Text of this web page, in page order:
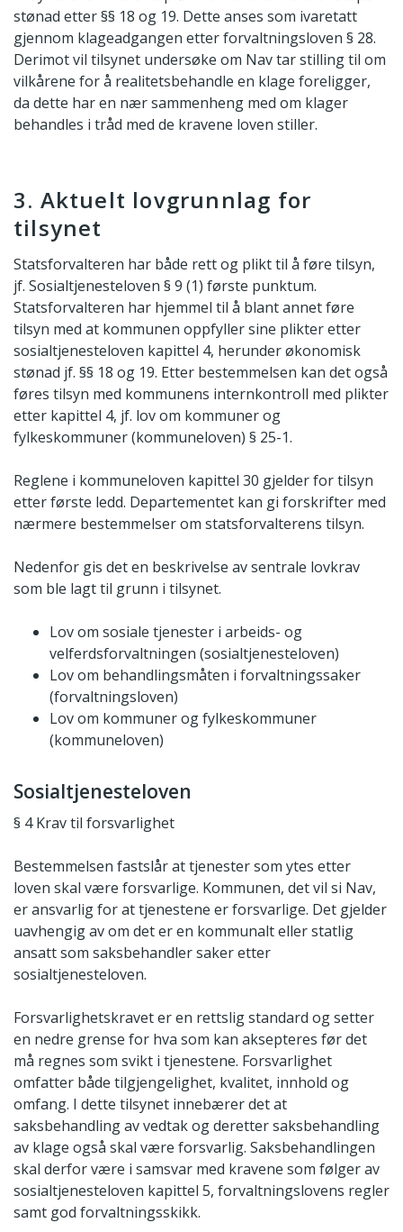
stønad etter §§ 18 og 19. Dette anses som ivaretatt
gjennom klageadgangen etter forvaltningsloven § 28.
Derimot vil tilsynet undersøke om Nav tar stilling til om
vilkårene for å realitetsbehandle en klage foreligger,
da dette har en nær sammenheng med om klager
behandles i tråd med de kravene loven stiller.
3. Aktuelt lovgrunnlag for
tilsynet
Statsforvalteren har både rett og plikt til å føre tilsyn,
jf. Sosialtjenesteloven § 9 (1) første punktum.
Statsforvalteren har hjemmel til å blant annet føre
tilsyn med at kommunen oppfyller sine plikter etter
sosialtjenesteloven kapittel 4, herunder økonomisk
stønad jf. §§ 18 og 19. Etter bestemmelsen kan det også
føres tilsyn med kommunens internkontroll med plikter
etter kapittel 4, jf. lov om kommuner og
fylkeskommuner (kommuneloven) § 25-1.
Reglene i kommuneloven kapittel 30 gjelder for tilsyn
etter første ledd. Departementet kan gi forskrifter med
nærmere bestemmelser om statsforvalterens tilsyn.
Nedenfor gis det en beskrivelse av sentrale lovkrav
som ble lagt til grunn i tilsynet.
Lov om sosiale tjenester i arbeids- og
velferdsforvaltningen (sosialtjenesteloven)
Lov om behandlingsmåten i forvaltningssaker
(forvaltningsloven)
Lov om kommuner og fylkeskommuner
(kommuneloven)
Sosialtjenesteloven
§ 4 Krav til forsvarlighet
Bestemmelsen fastslår at tjenester som ytes etter
loven skal være forsvarlige. Kommunen, det vil si Nav,
er ansvarlig for at tjenestene er forsvarlige. Det gjelder
uavhengig av om det er en kommunalt eller statlig
ansatt som saksbehandler saker etter
sosialtjenesteloven.
Forsvarlighetskravet er en rettslig standard og setter
en nedre grense for hva som kan aksepteres før det
må regnes som svikt i tjenestene. Forsvarlighet
omfatter både tilgjengelighet, kvalitet, innhold og
omfang. I dette tilsynet innebærer det at
saksbehandling av vedtak og deretter saksbehandling
av klage også skal være forsvarlig. Saksbehandlingen
skal derfor være i samsvar med kravene som følger av
sosialtjenesteloven kapittel 5, forvaltningslovens regler
samt god forvaltningsskikk.